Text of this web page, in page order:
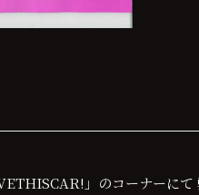
」のコーナーにて